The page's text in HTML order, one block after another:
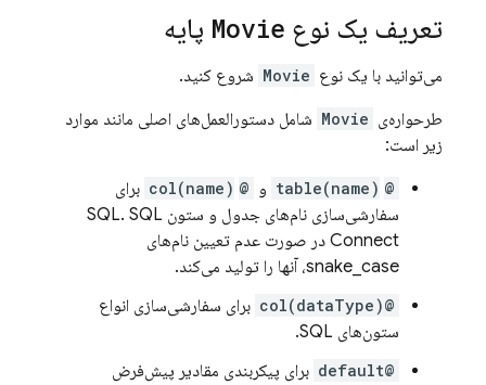
تعریف یک نوع Movie پایه
می‌توانید با یک نوع Movie شروع کنید.
طرحواره‌ی Movie شامل دستورالعمل‌های اصلی مانند موارد
زیر است:
@table(name)
@col(name)
‎ برای
سفارشی‌سازی نام‌های جدول و ستون SQL. SQL
Connect در صورت عدم تعیین نام‌های
snake_case، آنها را تولید می‌کند.
@col(dataType)
برای سفارشی‌سازی انواع
ستون‌های SQL.
@default
برای پیکربندی مقادیر پیش‌فرض